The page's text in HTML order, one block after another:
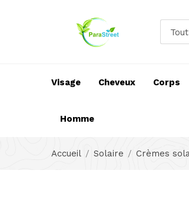
Tout
Visage Cheveux Corps
Homme
Accueil Solaire Crèmes